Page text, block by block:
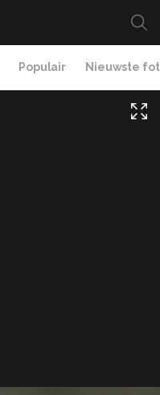
Populair Nieuwste